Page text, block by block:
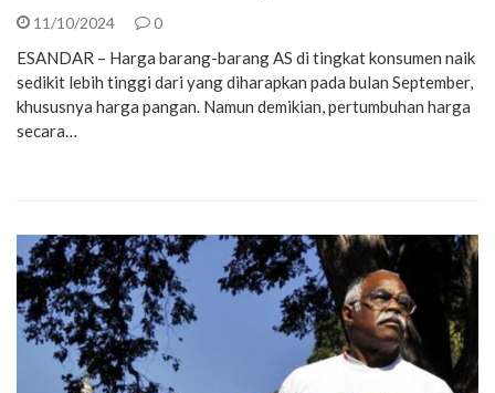
11/10/2024 0
ESANDAR – Harga barang-barang AS di tingkat konsumen naik
sedikit lebih tinggi dari yang diharapkan pada bulan September,
khususnya harga pangan. Namun demikian, pertumbuhan harga
secara…